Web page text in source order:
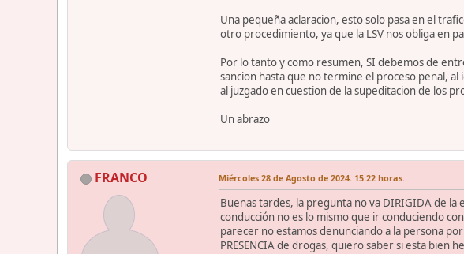
Una pequeña aclaracion, esto solo pasa en el
otro procedimiento, ya que la LSV nos obliga en
Por lo tanto y como resumen, SI debemos de
sancion hasta que no termine el proceso penal,
al juzgado en cuestion de la supeditacion de los
Un abrazo
FRANCO Miércoles 28 de Agosto de 2024. 15:22 horas.
Buenas tardes, la pregunta no va DIRIGIDA de
conducción no es lo mismo que ir conduciendo
parecer no estamos denunciando a la persona
PRESENCIA de drogas, quiero saber si esta bien